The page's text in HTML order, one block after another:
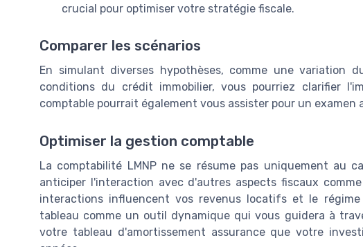
crucial pour optimiser votre stratégie fiscale.
Comparer les scénarios
En simulant diverses hypothèses, comme une variation
conditions du crédit immobilier, vous pourriez clarifier
comptable pourrait également vous assister pour un
Optimiser la gestion comptable
La comptabilité LMNP ne se résume pas uniquement au
anticiper l'interaction avec d'autres aspects fiscaux
interactions influencent vos revenus locatifs et le
tableau comme un outil dynamique qui vous guidera à
votre tableau d'amortissement assurance que votre